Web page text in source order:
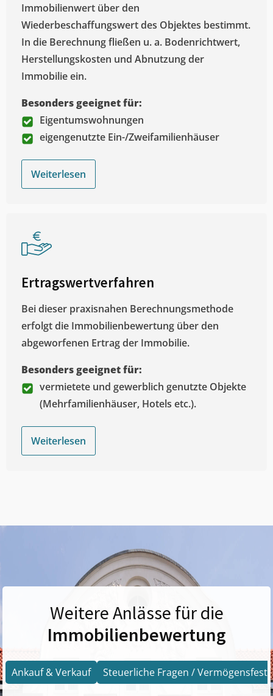
Immobilienwert über den
Wiederbeschaffungswert des Objektes bestimmt.
In die Berechnung fließen u. a. Bodenrichtwert,
Herstellungskosten und Abnutzung der
Immobilie ein.
Besonders geeignet für:
Eigentumswohnungen
eigengenutzte Ein-/Zweifamilienhäuser
Weiterlesen
Ertragswertverfahren
Bei dieser praxisnahen Berechnungsmethode
erfolgt die Immobilienbewertung über den
abgeworfenen Ertrag der Immobilie.
Besonders geeignet für:
vermietete und gewerblich genutzte Objekte
(Mehrfamilienhäuser, Hotels etc.).
Weiterlesen
Weitere Anlässe für die
Immobilienbewertung
Ankauf & Verkauf Steuerliche Fragen /